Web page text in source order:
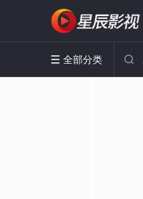
 全部分类 